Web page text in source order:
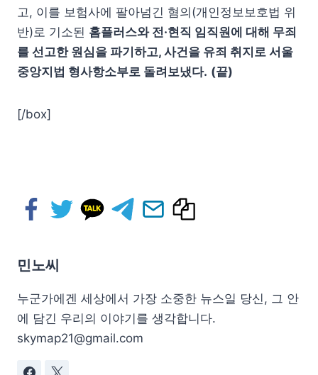
고, 이를 보험사에 팔아넘긴 혐의(개인정보보호법 위
반)로 기소된 홈플러스와 전·현직 임직원에 대해 무죄
를 선고한 원심을 파기하고, 사건을 유죄 취지로 서울
중앙지법 형사항소부로 돌려보냈다. (끝)
[/box]
민노씨
누군가에겐 세상에서 가장 소중한 뉴스일 당신, 그 안
에 담긴 우리의 이야기를 생각합니다.
skymap21@gmail.com